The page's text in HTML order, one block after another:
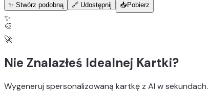
✨ Stwórz podobną 🔗 Udostępnij 📥 Pobierz
✨
🎨
🚀
Nie Znalazłeś Idealnej Kartki?
Wygeneruj spersonalizowaną kartkę z AI w sekundach.